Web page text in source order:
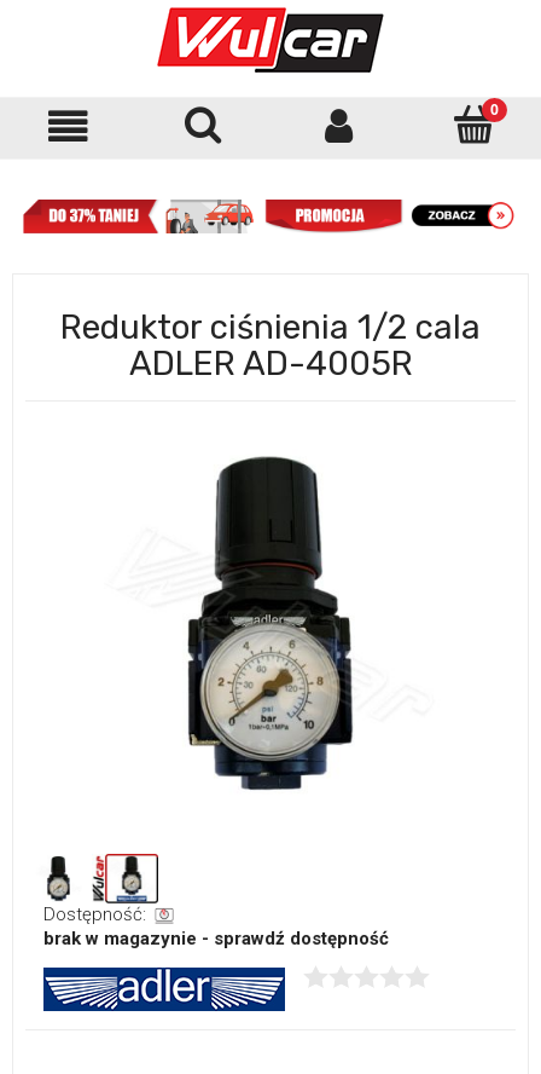
Reduktor ciśnienia 1/2 cala
ADLER AD-4005R
Dostępność:
brak w magazynie - sprawdź dostępność